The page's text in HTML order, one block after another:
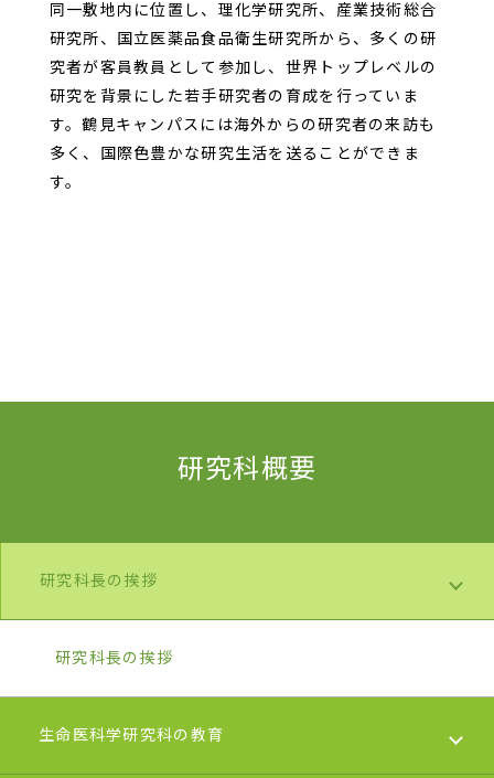
同一敷地内に位置し、理化学研究所、産業技術総合
研究所、国立医薬品食品衛生研究所から、多くの研
究者が客員教員として参加し、世界トップレベルの
研究を背景にした若手研究者の育成を行っていま
す。鶴見キャンパスには海外からの研究者の来訪も
多く、国際色豊かな研究生活を送ることができま
す。
研究科概要
研究科長の挨拶
研究科長の挨拶
生命医科学研究科の教育